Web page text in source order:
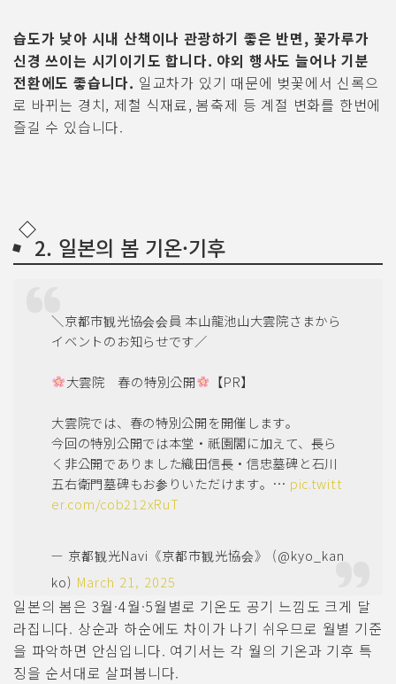
습도가 낮아 시내 산책이나 관광하기 좋은 반면, 꽃가루가
신경 쓰이는 시기이기도 합니다. 야외 행사도 늘어나 기분
전환에도 좋습니다. 일교차가 있기 때문에 벚꽃에서 신록으
로 바뀌는 경치, 제철 식재료, 봄축제 등 계절 변화를 한번에
즐길 수 있습니다.
2. 일본의 봄 기온·기후
＼京都市観光協会会員 本山龍池山大雲院さまから
イベントのお知らせです／
大雲院 春の特別公開 【PR】
大雲院では、春の特別公開を開催します。
今回の特別公開では本堂・祇園閣に加えて、長ら
く非公開でありました織田信長・信忠墓碑と石川
五右衛門墓碑もお参りいただけます。… pic.twitt
er.com/cob212xRuT
— 京都観光Navi《京都市観光協会》 (@kyo_kan
ko) March 21, 2025
일본의 봄은 3월·4월·5월별로 기온도 공기 느낌도 크게 달
라집니다. 상순과 하순에도 차이가 나기 쉬우므로 월별 기준
을 파악하면 안심입니다. 여기서는 각 월의 기온과 기후 특
징을 순서대로 살펴봅니다.